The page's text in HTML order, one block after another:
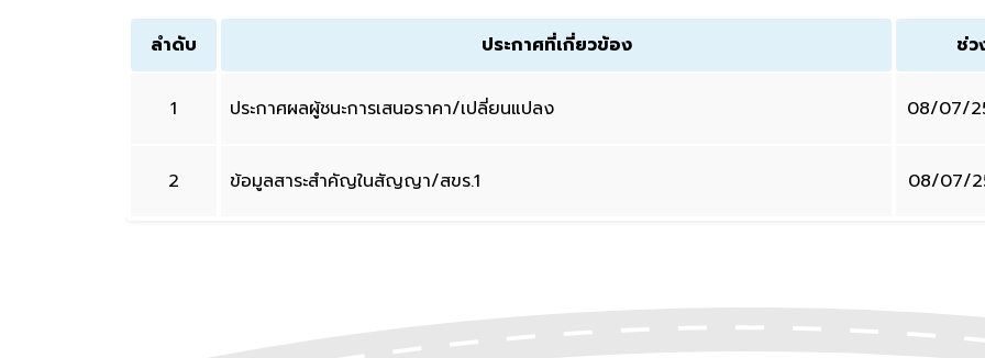
ลำดับ ประกาศที่เกี่ยวข้อง ช่ว
1 ประกาศผลผู้ชนะการเสนอราคา/เปลี่ยนแปลง 08/07/
2 ข้อมูลสาระสำคัญในสัญญา/สขร.1 08/07/